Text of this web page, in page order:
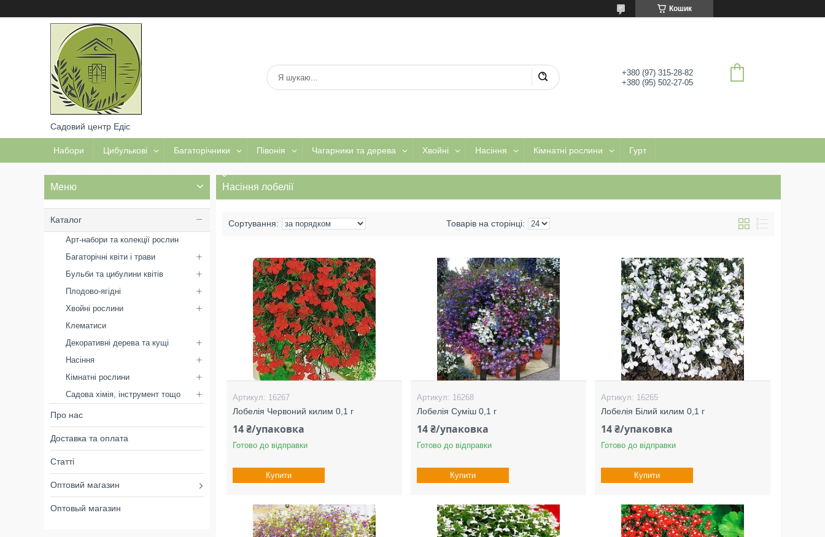
Кошик
Садовий центр Едіс
+380 (97) 315-28-82
+380 (95) 502-27-05
Набори Цибулькові Багаторічники Півонія Чагарники та дерева Хвойні Насіння Кімнатні рослини Гурт
Садова хімія, добрива, інструмент тощо
Насіння лобелії
16267
Лобелія Червоний килим 0,1 г
14 ₴/упаковка
Готово до відправки
Купити
16268
Лобелія Суміш 0,1 г
14 ₴/упаковка
Готово до відправки
Купити
16265
Лобелія Білий килим 0,1 г
14 ₴/упаковка
Готово до відправки
Купити
Каталог
Арт-набори та колекції рослин
Багаторічні квіти і трави
Бульби та цибулини квітів
Плодово-ягідні
Хвойні рослини
Клематиси
Декоративні дерева та кущі
Насіння
Кімнатні рослини
Садова хімія, інструмент тощо
Про нас
Доставка та оплата
Статті
Оптовий магазин
Оптовый магазин